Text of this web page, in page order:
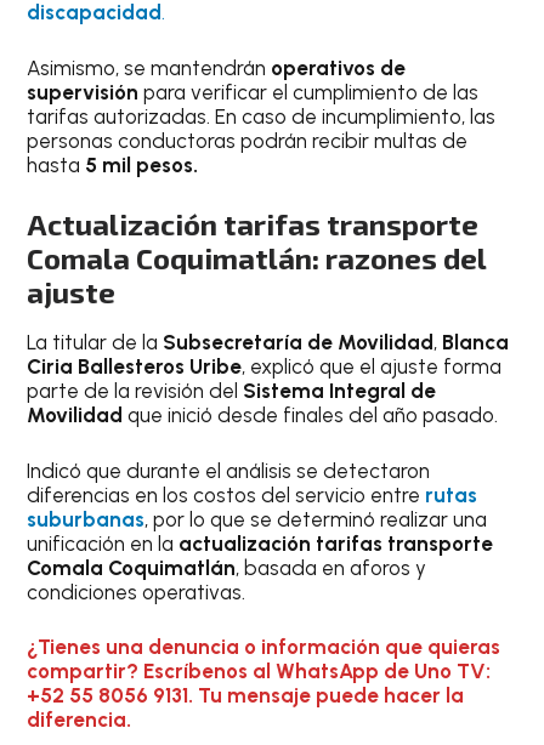
discapacidad.
Asimismo, se mantendrán operativos de
supervisión para verificar el cumplimiento de las
tarifas autorizadas. En caso de incumplimiento, las
personas conductoras podrán recibir multas de
hasta 5 mil pesos.
Actualización tarifas transporte
Comala Coquimatlán: razones del
ajuste
La titular de la Subsecretaría de Movilidad , Blanca
Ciria Ballesteros Uribe, explicó que el ajuste forma
parte de la revisión del Sistema Integral de
Movilidadque inició desde finales del año pasado.
Indicó que durante el análisis se detectaron
diferencias en los costos del servicio entre rutas
suburbanas, por lo que se determinó realizar una
unificación en la actualización tarifas transporte
Comala Coquimatlán, basada en aforos y
condiciones operativas.
¿Tienes una denuncia o información que quieras
compartir? Escríbenos al WhatsApp de Uno TV:
+52 55 8056 9131. Tu mensaje puede hacer la
diferencia.